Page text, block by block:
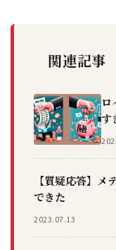
関連記事
ロ
す
【質疑応答】メ
できた
2023.07.13